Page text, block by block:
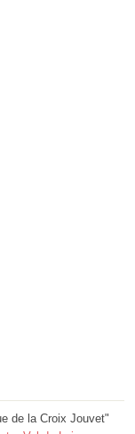
de la Croix Jouvet"